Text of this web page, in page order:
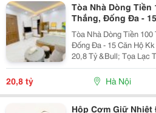
Tòa Nhà Dòng
Thắng, Đống Đa -
Tầng - Mt 6,1 M -
Tòa Nhà Dòng Tiền
Đống Đa - 15 Căn Hộ
20,8 Tỷ &Bull; Tọa Lạc
Cách Mặt Phố Khoảng
10 Mét, Vị Trí Thuận
20,8 tỷ Hà Nội
Hộp Cơm Giữ